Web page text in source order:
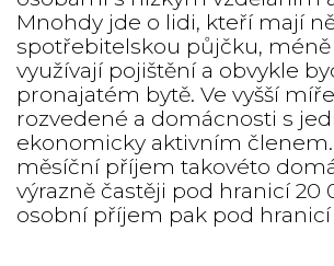
Mnohdy jde o lidi, kteří mají
spotřebitelskou půjčku, méně
využívají pojištění a obvykle
pronajatém bytě. Ve vyšší
rozvedené a domácnosti s
ekonomicky aktivním členem.
měsíční příjem takovéto
výrazně častěji pod hranicí 20
osobní příjem pak pod hranicí